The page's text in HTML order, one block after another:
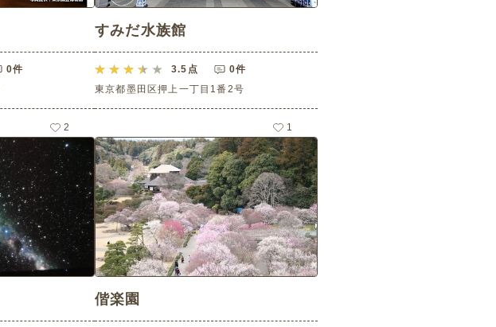
0件
2
すみだ水族館
3.5 点
0件
東京都墨田区押上一丁目1番2号
1
偕楽園